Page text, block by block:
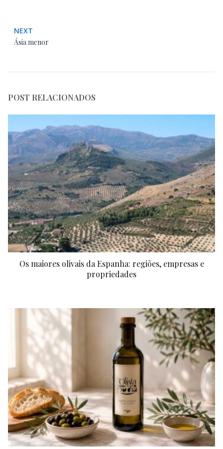
NEXT
Ásia menor
POST RELACIONADOS
Os maiores olivais da Espanha: regiões, empresas e
propriedades